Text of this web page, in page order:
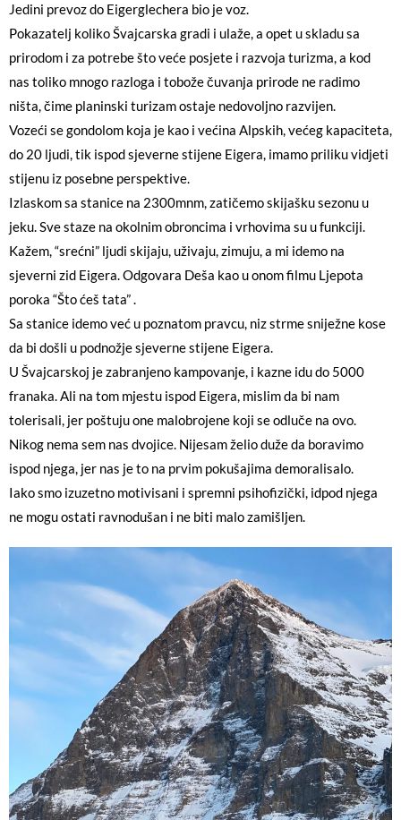
Jedini prevoz do Eigerglechera bio je voz.
Pokazatelj koliko Švajcarska gradi i ulaže, a opet u skladu sa
prirodom i za potrebe što veće posjete i razvoja turizma, a kod
nas toliko mnogo razloga i tobože čuvanja prirode ne radimo
ništa, čime planinski turizam ostaje nedovoljno razvijen.
Vozeći se gondolom koja je kao i većina Alpskih, većeg kapaciteta,
do 20 ljudi, tik ispod sjeverne stijene Eigera, imamo priliku vidjeti
stijenu iz posebne perspektive.
Izlaskom sa stanice na 2300mnm, zatičemo skijašku sezonu u
jeku. Sve staze na okolnim obroncima i vrhovima su u funkciji.
Kažem, “srećni” ljudi skijaju, uživaju, zimuju, a mi idemo na
sjeverni zid Eigera. Odgovara Deša kao u onom filmu Ljepota
poroka “Što ćeš tata” .
Sa stanice idemo već u poznatom pravcu, niz strme sniježne kose
da bi došli u podnožje sjeverne stijene Eigera.
U Švajcarskoj je zabranjeno kampovanje, i kazne idu do 5000
franaka. Ali na tom mjestu ispod Eigera, mislim da bi nam
tolerisali, jer poštuju one malobrojene koji se odluče na ovo.
Nikog nema sem nas dvojice. Nijesam želio duže da boravimo
ispod njega, jer nas je to na prvim pokušajima demoralisalo.
Iako smo izuzetno motivisani i spremni psihofizički, idpod njega
ne mogu ostati ravnodušan i ne biti malo zamišljen.